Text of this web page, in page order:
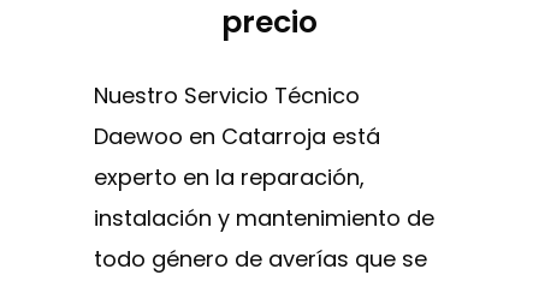
precio
Nuestro Servicio Técnico
Daewoo en Catarroja está
experto en la reparación,
instalación y mantenimiento de
todo género de averías que se